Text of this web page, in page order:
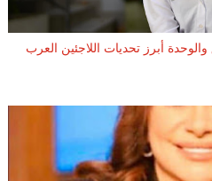
والوحدة أبرز تحديات اللاجئين العرب